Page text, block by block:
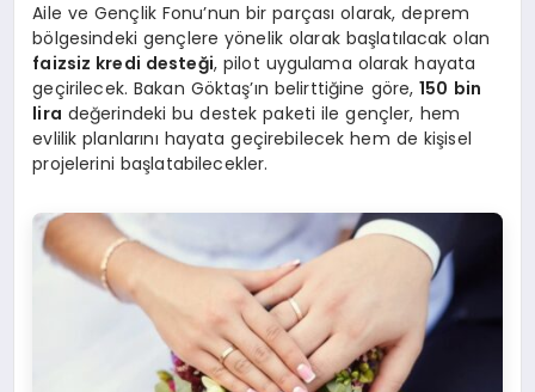
Aile ve Gençlik Fonu’nun bir parçası olarak, deprem
bölgesindeki gençlere yönelik olarak başlatılacak olan
faizsiz kredi desteği, pilot uygulama olarak hayata
geçirilecek. Bakan Göktaş’ın belirttiğine göre,150 bin
lira değerindeki bu destek paketi ile gençler, hem
evlilik planlarını hayata geçirebilecek hem de kişisel
projelerini başlatabilecekler.